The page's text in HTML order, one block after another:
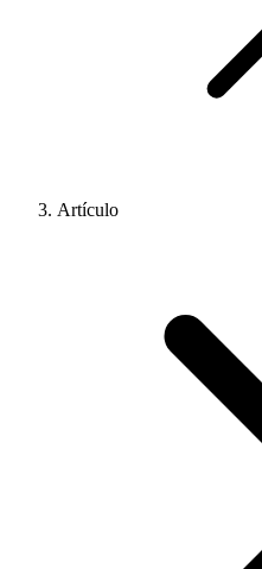
Artículo